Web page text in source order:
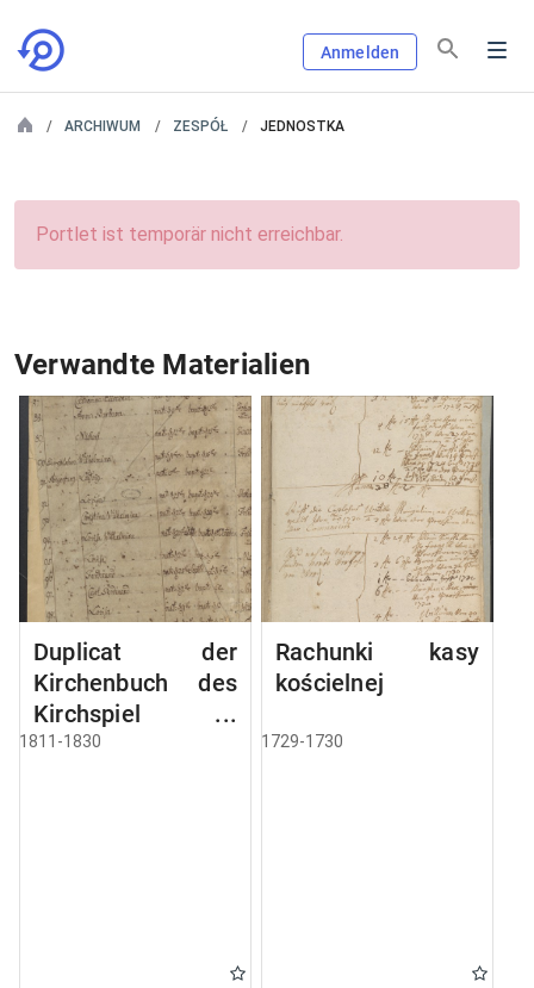
Anmelden
ARCHIWUM ZESPÓŁ JEDNOSTKA
Portlet ist temporär nicht erreichbar.
Verwandte Materialien
Duplicat der
Kirchenbuch des
Kirchspiel
Angerburg
1811-1830
Rachunki kasy
kościelnej
1729-1730